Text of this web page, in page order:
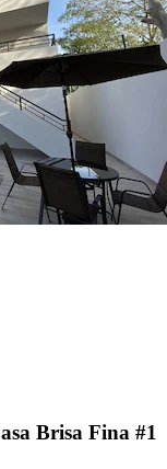
Brisa Fina #1